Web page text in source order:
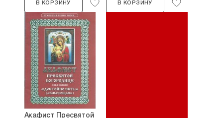
В КОРЗИНУ В КОРЗИНУ
Акафист Пресвятой